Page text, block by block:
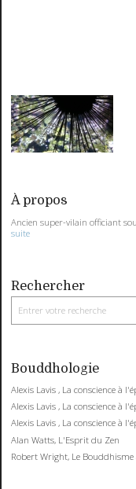
À propos
Ancien super-vilain officiant
suite
Rechercher
Bouddhologie
Alexis Lavis , La conscience à
Alexis Lavis , La conscience à
Alexis Lavis , La conscience à
Alan Watts, L'Esprit du Zen
Robert Wright, Le Bouddhisme